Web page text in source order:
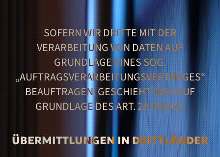
SOFERN WIR DRITTE MIT DER
VERARBEITUNG VON DATEN AUF
GRUNDLAGE EINES SOG.
„AUFTRAGSVERARBEITUNGSVERTRAGES“
BEAUFTRAGEN, GESCHIEHT DIES AUF
GRUNDLAGE DES ART. 28 DSGVO.
ÜBERMITTLUNGEN IN DRITTLÄNDER